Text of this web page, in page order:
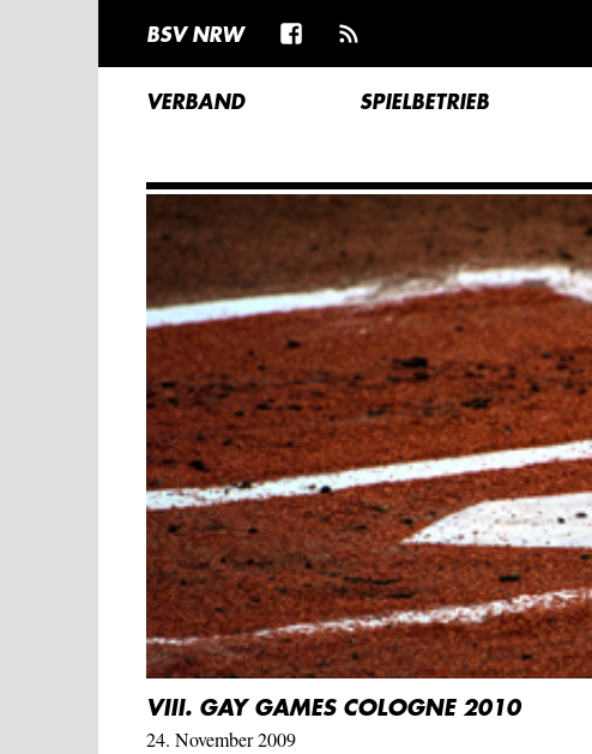
BSV NRW
VERBAND SPIELBETRIEB
VIII. GAY GAMES COLOGNE 2010
24. November 2009